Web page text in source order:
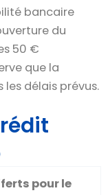
bancaire
du
50 €
que la
délais prévus.
pour le